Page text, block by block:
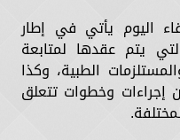
اليوم يأتي في إطار
يتم عقدها لمتابعة
الطبية، وكذا
إجراءات وخطوات تتعلق